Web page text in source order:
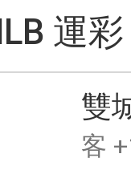
運
雙
客